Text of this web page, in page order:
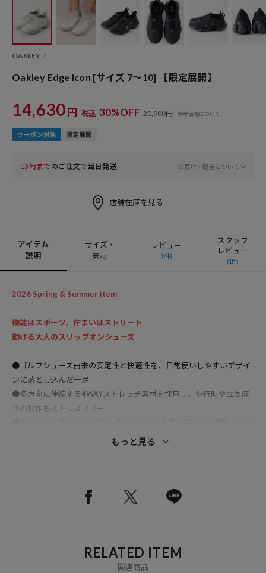
OAKLEY
Oakley Edge Icon [サイズ 7～10] 【限定展開】
14,630 円 税込 30%OFF 20,900円 参考価格について
13時まで のご注文で当日発送 お届け・配送について
店舗在庫を見る
アイテム
説明
サイズ・
素材
レビュー
(0件)
スタッフ
レビュー
(1件)
2026 Spring & Summer item
機能はスポーツ、佇まいはストリート
動ける大人のスリップオンシューズ
●ゴルフシューズ由来の安定性と快適性を、日常使いしやすいデザイ
ンに落とし込んだ一足
●多方向に伸縮する4WAYストレッチ素材を採用し、歩行時や立ち座
りの動作もストレスフリー
然な歩きやすさと安定感を両立
用性
●TPUパーツによる立体的なデザインが、シンプルながら存在感のあ
もっと見る
RELATED ITEM
関連商品